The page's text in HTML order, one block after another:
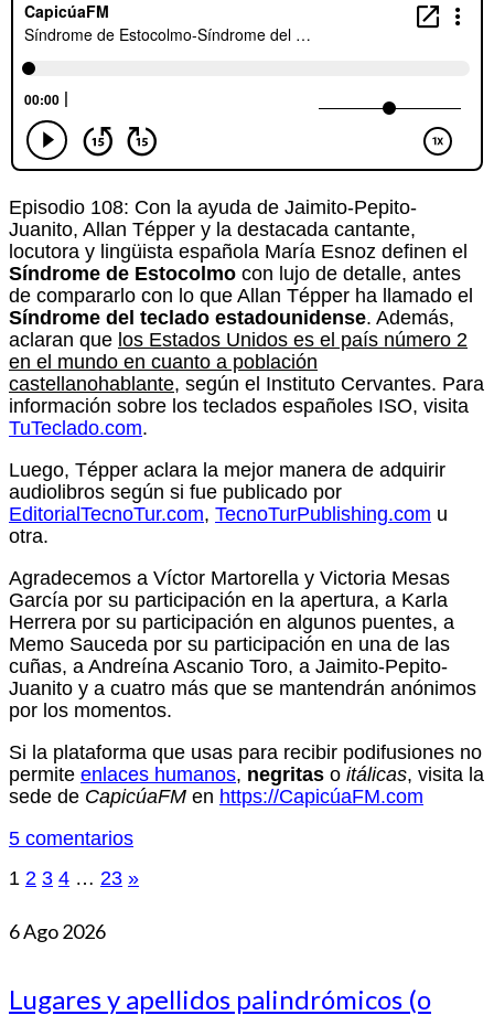
Episodio 108: Con la ayuda de Jaimito-Pepito-
Juanito, Allan Tépper y la destacada cantante,
locutora y lingüista española María Esnoz definen el
Síndrome de Estocolmo con lujo de detalle, antes
de compararlo con lo que Allan Tépper ha llamado el
Síndrome del teclado estadounidense. Además,
aclaran que los Estados Unidos es el país número 2
en el mundo en cuanto a población
castellanohablante, según el Instituto Cervantes. Para
información sobre los teclados españoles ISO, visita
TuTeclado.com.
Luego, Tépper aclara la mejor manera de adquirir
audiolibros según si fue publicado por
EditorialTecnoTur.com, TecnoTurPublishing.com u
otra.
Agradecemos a Víctor Martorella y Victoria Mesas
García por su participación en la apertura, a Karla
Herrera por su participación en algunos puentes, a
Memo Sauceda por su participación en una de las
cuñas, a Andreína Ascanio Toro, a Jaimito-Pepito-
Juanito y a cuatro más que se mantendrán anónimos
por los momentos.
Si la plataforma que usas para recibir podifusiones no
permite enlaces humanos, negritas o itálicas, visita la
sede de CapicúaFM en https://CapicúaFM.com
5 comentarios
Paginación
de
1 2 3 4 … 23 »
6Ago 2026
Lugares y apellidos palindrómicos (o